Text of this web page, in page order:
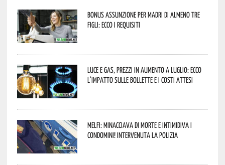
Bonus assunzione per madri di almeno tre
figli: ecco i requisiti
Luce e gas, prezzi in aumento a luglio: ecco
l’impatto sulle bollette e i costi attesi
Melfi: minacciava di morte e intimidiva i
condomini! Intervenuta la Polizia